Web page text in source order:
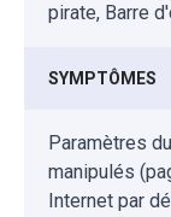
pirate, Barre
SYMPTÔMES
Paramètres
manipulés
Internet par